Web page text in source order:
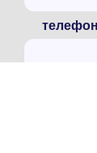
телефон